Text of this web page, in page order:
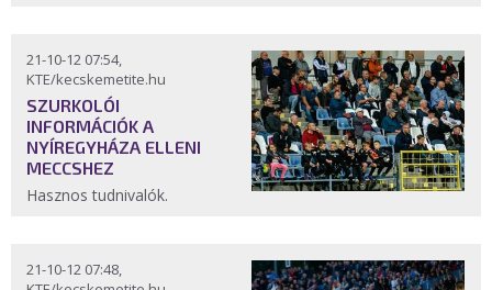
21-10-12 07:54,
KTE/kecskemetite.hu
SZURKOLÓI
INFORMÁCIÓK A
NYÍREGYHÁZA ELLENI
MECCSHEZ
Hasznos tudnivalók.
21-10-12 07:48,